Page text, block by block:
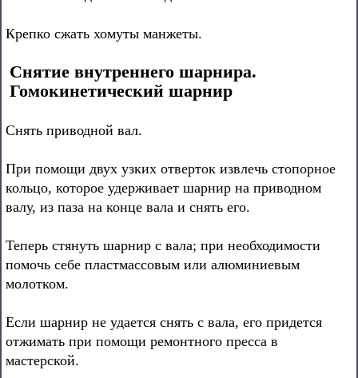
Крепко сжать хомуты манжеты.
Снятие внутреннего шарнира.
Гомокинетический шарнир
Снять приводной вал.
При помощи двух узких отверток извлечь стопорное
кольцо, которое удерживает шарнир на приводном
валу, из паза на конце вала и снять его.
Теперь стянуть шарнир с вала; при необходимости
помочь себе пластмассовым или алюминиевым
молотком.
Если шарнир не удается снять с вала, его придется
отжимать при помощи ремонтного пресса в
мастерской.